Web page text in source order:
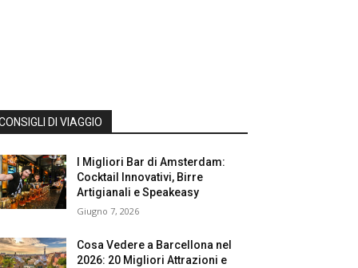
DI VIAGGIO
I Migliori Bar di Amsterdam:
Cocktail Innovativi, Birre
Artigianali e Speakeasy
Giugno 7, 2026
Cosa Vedere a Barcellona nel
2026: 20 Migliori Attrazioni e